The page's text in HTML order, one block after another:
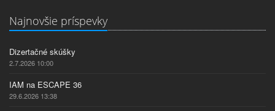
Najnovšie príspevky
Dizertačné skúšky
2.7.2026 10:00
IAM na ESCAPE 36
29.6.2026 13:38